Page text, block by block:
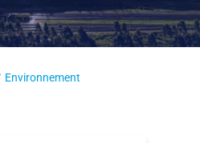
Environnement